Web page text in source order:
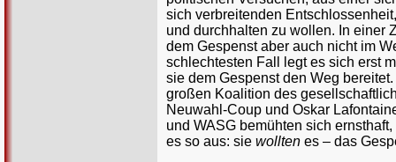
sich verbreitenden
und durchhalten zu wollen. In einer
dem Gespenst aber auch nicht im
schlechtesten Fall legt es sich erst
sie dem Gespenst den Weg
großen Koalition des
Neuwahl-Coup und Oskar
und WASG bemühten sich
es so aus: sie wollten es – das